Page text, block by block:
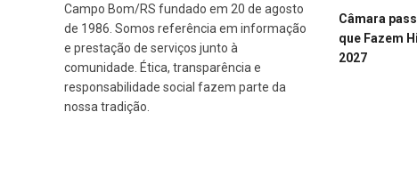
Campo Bom/RS fundado em 20 de agosto
de 1986. Somos referência em informação
e prestação de serviços junto à
comunidade. Ética, transparência e
responsabilidade social fazem parte da
nossa tradição.
Câmara
que Fazem
2027